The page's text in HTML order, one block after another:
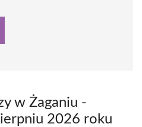
w Żaganiu -
2026 roku